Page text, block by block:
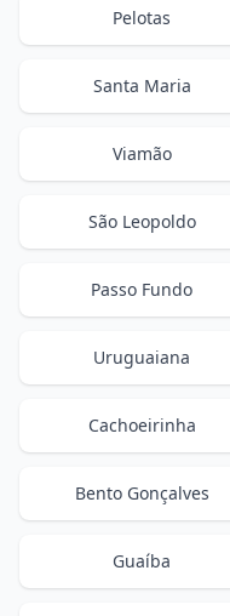
Pelotas
Santa Maria
Viamão
São Leopoldo
Passo Fundo
Uruguaiana
Cachoeirinha
Bento Gonçalves
Guaíba